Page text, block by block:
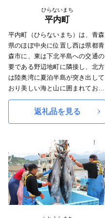
地場産品も村の魅力の一つです。
ひらないまち
平内町
平内町（ひらないまち）は、青森
県のほぼ中央に位置し西は県都青
森市に、東は下北半島への交通の
要である野辺地町に隣接し、北方
は陸奥湾に夏泊半島が突き出して
おり美しい海と山に囲まれており
ます。
町の中心部を国道4号と青い森鉄
道線が横断しており交通の便にも
業は、水稲を中心とした農業と養
殖ホタテの漁業であり、特に養殖
ホタテの生産量は日本一を誇って
おり「ホタテの町」として知られ
ております。
また、三味線界の第一人者で津軽
三味線を芸術として確固たる地位
を築き国際的にも高い評価を受け
返礼品を見る